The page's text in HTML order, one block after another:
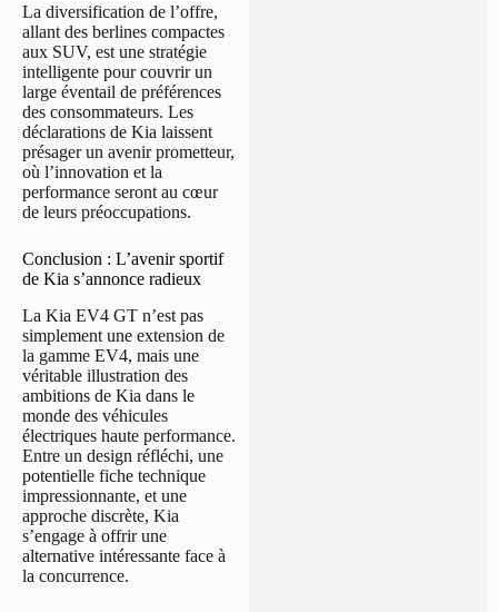
La diversification de l’offre,
allant des berlines compactes
aux SUV, est une stratégie
intelligente pour couvrir un
large éventail de préférences
des consommateurs. Les
déclarations de Kia laissent
présager un avenir prometteur,
où l’innovation et la
performance seront au cœur
de leurs préoccupations.
Conclusion : L’avenir sportif
de Kia s’annonce radieux
La Kia EV4 GT n’est pas
simplement une extension de
la gamme EV4, mais une
véritable illustration des
ambitions de Kia dans le
monde des véhicules
électriques haute performance.
Entre un design réfléchi, une
potentielle fiche technique
impressionnante, et une
approche discrète, Kia
s’engage à offrir une
alternative intéressante face à
la concurrence.